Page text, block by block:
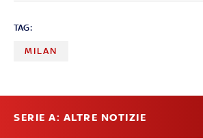
TAG:
MILAN
SERIE A: ALTRE NOTIZIE